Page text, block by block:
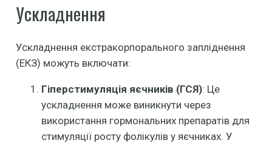
Ускладнення
Ускладнення екстракорпорального запліднення
(ЕКЗ) можуть включати:
Гіперстимуляція яєчників (ГСЯ): Це
ускладнення може виникнути через
використання гормональних препаратів для
стимуляції росту фолікулів у яєчниках. У